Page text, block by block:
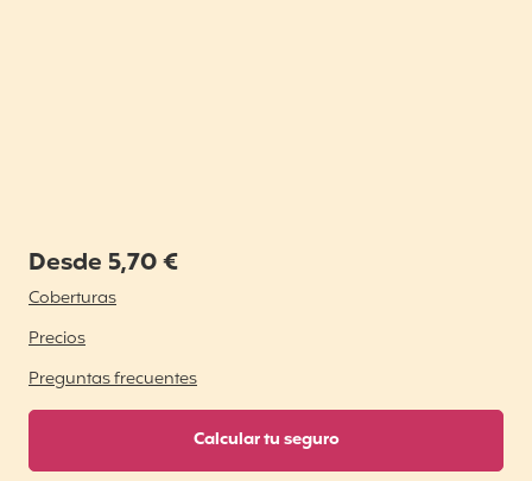
Desde 5,70 €
Coberturas
Precios
Preguntas frecuentes
Calcular tu seguro